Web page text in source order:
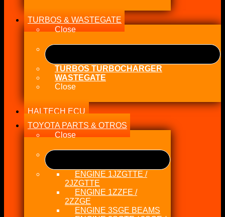
TURBOS & WASTEGATE
Close
TURBOS TURBOCHARGER
WASTEGATE
Close
HALTECH ECU
TOYOTA PARTS & OTROS
Close
ENGINE 1JZGTTE /
2JZGTTE
ENGINE 1ZZFE /
2ZZGE
ENGINE 3SGE BEAMS